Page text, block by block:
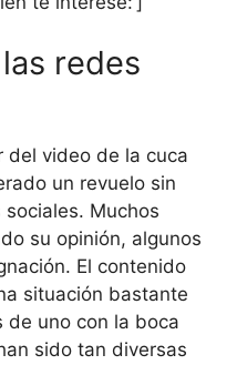
redes
del video de la cuca
un revuelo sin
Muchos
su opinión, algunos
El contenido
situación bastante
de uno con la boca
sido tan diversas